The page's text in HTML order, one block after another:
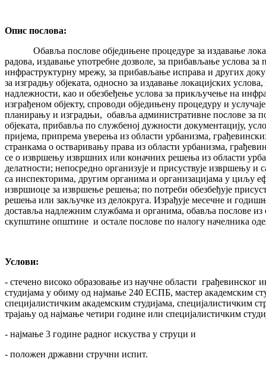
Опис послова:
Обавља послове обједињене процедуре за издавање
радова, издавање употребне дозволе, за прибављање услова
инфраструктурну мрежу, за прибављање исправа и других
за изградњу објеката, односно за издавање локацијских
надлежности, као и обезбеђење услова за прикључење на
изграђеном објекту, спроводи обједињену процедуру и
планирању и изградњи, обавља административне послове за
објеката, прибавља по службеној дужности документацију,
пријема, припрема уверења из области урбанизма,
странкама о остваривању права из области урбанизма,
се о извршењу извршних или коначних решења из области
делатности; непосредно организује и присуствује извршењу и
са инспекторима, другим органима и организацијама у циљу
извршиоце за извршење решења; по потреби обезбеђује
решења или закључке из делокруга. Израђује месечне и
доставља надлежним службама и органима, обавља послове из
скупштине општине и остале послове по налогу начелника
Услови:
- стечено високо образовање из научне области
студијама у обиму од најмање 240 ЕСПБ, мастер академским
специјалистичким академским студијама, специјалистичким
трајању од најмање четири године или специјалистичким
- најмање 3 године радног искуства у струци и
- положен државни стручни испит.